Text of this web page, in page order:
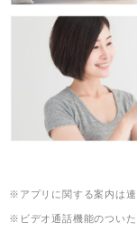
※アプリに関する案内は
※ビデオ通話機能のつい